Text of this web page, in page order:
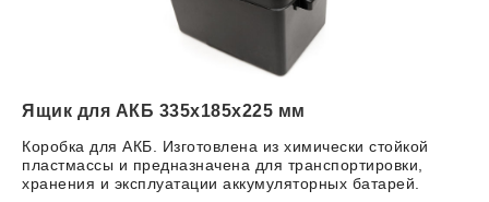
Ящик для АКБ 335х185х225 мм
Коробка для АКБ. Изготовлена из химически стойкой
пластмассы и предназначена для транспортировки,
хранения и эксплуатации аккумуляторных батарей.